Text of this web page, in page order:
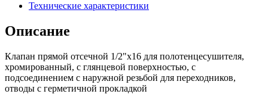
Технические характеристики
Описание
Клапан прямой отсечной 1/2"x16 для полотенцесушителя,
хромированный, с глянцевой поверхностью, с
подсоединением с наружной резьбой для переходников,
отводы с герметичной прокладкой